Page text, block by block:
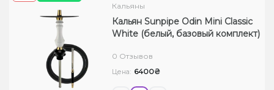
Кальяны
Кальян Sunpipe Odin Mini Classic
White (белый, базовый комплект)
0 Отзывов
Цена: 6400₴